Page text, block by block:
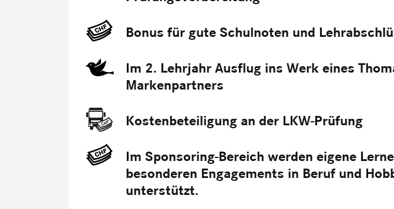
Bonus für gute Schulnoten und
Im 2. Lehrjahr Ausflug ins Werk eines
Markenpartners
Kostenbeteiligung an der LKW-Prüfung
Im Sponsoring-Bereich werden eigene
besonderen Engagements in Beruf und
unterstützt.